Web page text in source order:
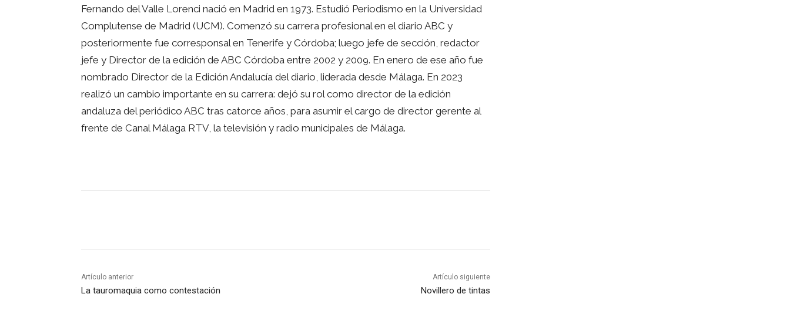
Fernando del Valle Lorenci nació en Madrid en 1973. Estudió Periodismo en la Universidad
Complutense de Madrid (UCM). Comenzó su carrera profesional en el diario ABC y
posteriormente fue corresponsal en Tenerife y Córdoba; luego jefe de sección, redactor
jefe y Director de la edición de ABC Córdoba entre 2002 y 2009. En enero de ese año fue
nombrado Director de la Edición Andalucía del diario, liderada desde Málaga. En 2023
realizó un cambio importante en su carrera: dejó su rol como director de la edición
andaluza del periódico ABC tras catorce años, para asumir el cargo de director gerente al
frente de Canal Málaga RTV, la televisión y radio municipales de Málaga.
Artículo anterior
La tauromaquia como contestación
Artículo siguiente
Novillero de tintas